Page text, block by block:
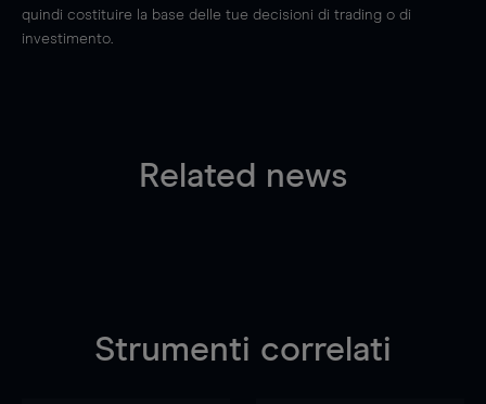
quindi costituire la base delle tue decisioni di trading o di
investimento.
Related news
Strumenti correlati